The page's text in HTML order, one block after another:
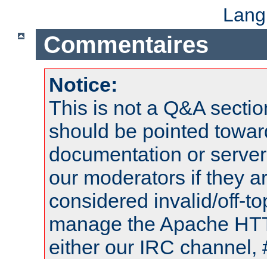
Commentaires
Notice:
This is not a Q&A
should be pointed
documentation or
our moderators if they
considered invalid/off-
manage the Apache
either our IRC channel,